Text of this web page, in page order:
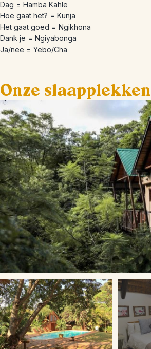
Dag = Hamba Kahle
Hoe gaat het? = Kunja
Het gaat goed = Ngikhona
Dank je = Ngiyabonga
Ja/nee = Yebo/Cha
Onze slaapplekken